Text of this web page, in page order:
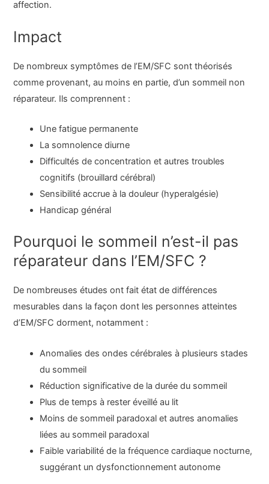
affection.
Impact
De nombreux symptômes de l’EM/SFC sont théorisés
comme provenant, au moins en partie, d’un sommeil non
réparateur. Ils comprennent :
Une fatigue permanente
La somnolence diurne
Difficultés de concentration et autres troubles
cognitifs (brouillard cérébral)
Sensibilité accrue à la douleur (hyperalgésie)
Handicap général
Pourquoi le sommeil n’est-il pas
réparateur dans l’EM/SFC ?
De nombreuses études ont fait état de différences
mesurables dans la façon dont les personnes atteintes
d’EM/SFC dorment, notamment :
Anomalies des ondes cérébrales à plusieurs stades
du sommeil
Réduction significative de la durée du sommeil
Plus de temps à rester éveillé au lit
Moins de sommeil paradoxal et autres anomalies
liées au sommeil paradoxal
Faible variabilité de la fréquence cardiaque nocturne,
suggérant un dysfonctionnement autonome